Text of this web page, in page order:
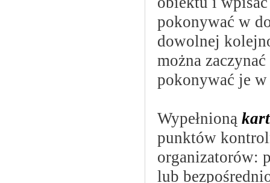
pokonywać w
dowolnej
można
pokonywać je
Wypełnioną
punktów
organizatorów:
lub